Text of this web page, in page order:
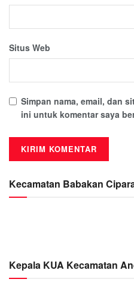
Situs Web
Simpan nama, email, dan
ini untuk komentar saya
Kecamatan Babakan
Kepala KUA Kecamatan